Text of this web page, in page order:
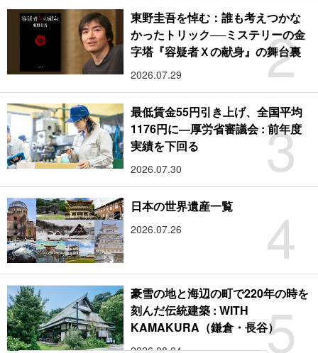
2
東野圭吾を悼む：誰も考えつかな
かったトリック──ミステリーの金
字塔『容疑者Ｘの献身』の舞台裏
2026.07.29
3
最低賃金55円引き上げ、全国平均
1176円に―厚労省審議会 : 前年度
実績を下回る
2026.07.30
4
日本の世界遺産一覧
2026.07.26
5
豪雪の地と海辺の町で220年の時を
刻んだ伝統建築 : WITH
KAMAKURA（鎌倉・長谷）